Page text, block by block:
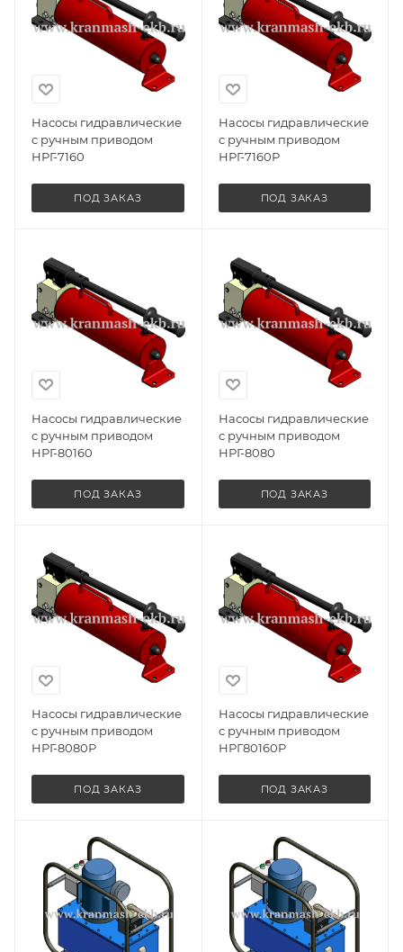
Насосы гидравлические
с ручным приводом
НРГ-7160
ПОД ЗАКАЗ
Насосы гидравлические
с ручным приводом
НРГ-7160Р
ПОД ЗАКАЗ
Насосы гидравлические
с ручным приводом
НРГ-80160
ПОД ЗАКАЗ
Насосы гидравлические
с ручным приводом
НРГ-8080
ПОД ЗАКАЗ
Насосы гидравлические
с ручным приводом
НРГ-8080Р
ПОД ЗАКАЗ
Насосы гидравлические
с ручным приводом
НРГ80160Р
ПОД ЗАКАЗ